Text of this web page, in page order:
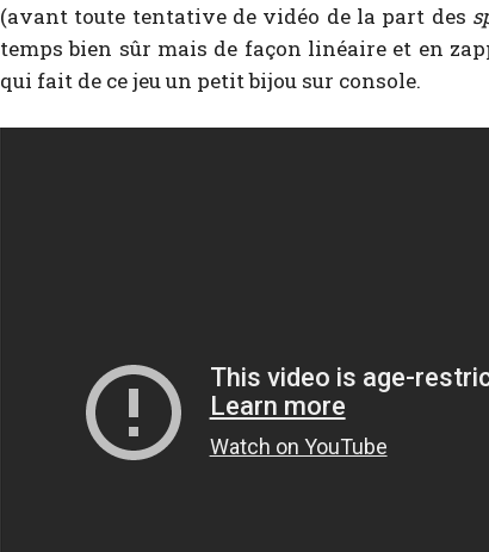
(avant toute tentative de vidéo de la part des
temps bien sûr mais de façon linéaire et en
qui fait de ce jeu un petit bijou sur console.